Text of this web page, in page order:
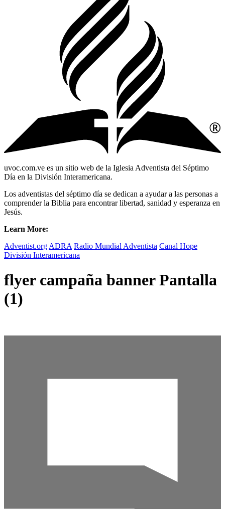
uvoc.com.ve es un sitio web de la Iglesia Adventista del Séptimo
Día en la División Interamericana.
Los adventistas del séptimo día se dedican a ayudar a las personas a
comprender la Biblia para encontrar libertad, sanidad y esperanza en
Jesús.
Learn More:
Adventist.org ADRA Radio Mundial Adventista Canal Hope
División Interamericana
flyer campaña banner Pantalla
(1)